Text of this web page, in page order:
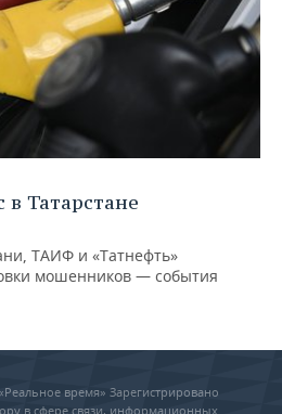
Татарстане
ТАИФ и «Татнефть»
мошенников — события
время» Зарегистрировано
в сфере связи, информационных